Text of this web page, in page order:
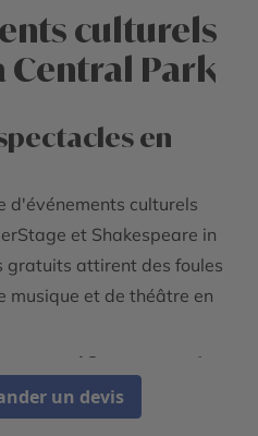
un devis
culturels
Central Park
en
d'événements culturels
et Shakespeare in
gratuits attirent des foules
musique et de théâtre en
sportifs annuels